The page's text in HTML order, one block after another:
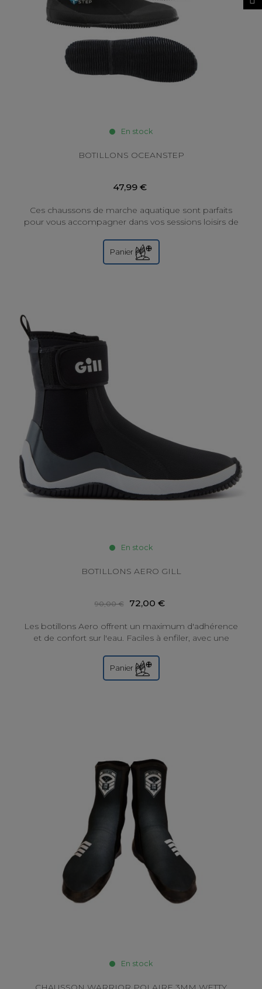
En stock
BOTILLONS OCEANSTEP
47,99 €
Ces chaussons de marche aquatique sont parfaits
pour vous accompagner dans vos sessions loisirs de
Panier
En stock
BOTILLONS AERO GILL
90,00 € 72,00 €
Les botillons Aero offrent un maximum d'adhérence
et de confort sur l'eau. Faciles à enfiler, avec une
Panier
En stock